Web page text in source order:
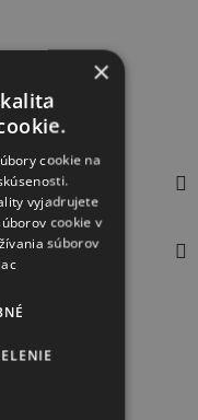
×
cookie na
vyjadrujete
cookie v
súborov